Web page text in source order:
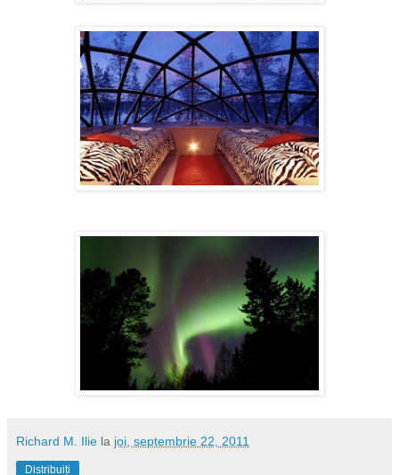
Richard M. Ilie la joi, septembrie 22, 2011
Distribuiți